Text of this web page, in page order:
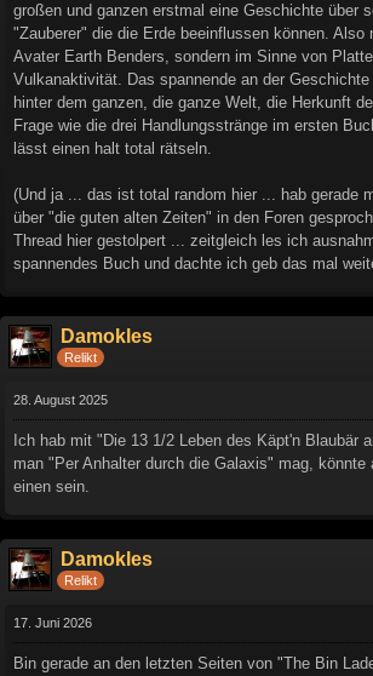
großen und ganzen erstmal eine Geschichte über
"Zauberer" die die Erde beeinflussen können. Also
Avater Earth Benders, sondern im Sinne von
Vulkanaktivität. Das spannende an der
hinter dem ganzen, die ganze Welt, die Herkunft
Frage wie die drei Handlungsstränge im ersten
lässt einen halt total rätseln.
(Und ja ... das ist total random hier ... hab gerade
über "die guten alten Zeiten" in den Foren
Thread hier gestolpert ... zeitgleich les ich
spannendes Buch und dachte ich geb das mal
Damokles
Relikt
28. August 2025
Ich hab mit "Die 13 1/2 Leben des Käpt'n Blaubär
man "Per Anhalter durch die Galaxis" mag, könnte
einen sein.
Damokles
Relikt
17. Juni 2026
Bin gerade an den letzten Seiten von "The Bin